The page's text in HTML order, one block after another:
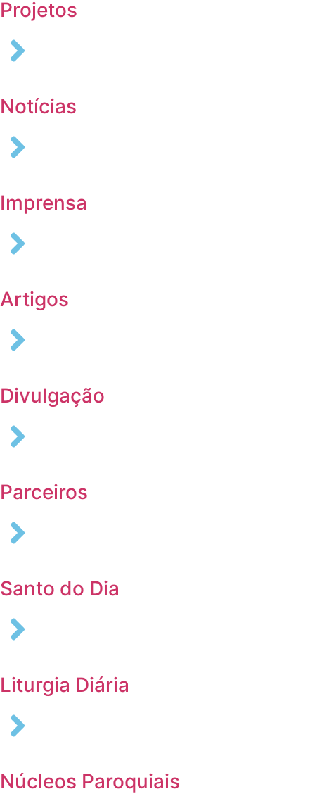
Projetos
Notícias
Imprensa
Artigos
Divulgação
Parceiros
Santo do Dia
Liturgia Diária
Núcleos Paroquiais